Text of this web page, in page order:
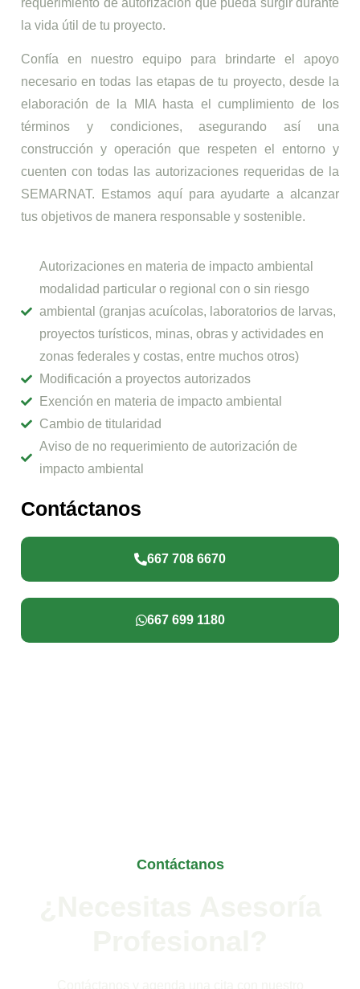
la vida útil de tu proyecto.
Confía en nuestro equipo para brindarte el apoyo
necesario en todas las etapas de tu proyecto, desde la
elaboración de la MIA hasta el cumplimiento de los
términos y condiciones, asegurando así una
construcción y operación que respeten el entorno y
cuenten con todas las autorizaciones requeridas de la
SEMARNAT. Estamos aquí para ayudarte a alcanzar
tus objetivos de manera responsable y sostenible.
Autorizaciones en materia de impacto ambiental
modalidad particular o regional con o sin riesgo
ambiental (granjas acuícolas, laboratorios de larvas,
proyectos turísticos, minas, obras y actividades en
zonas federales y costas, entre muchos otros)
Modificación a proyectos autorizados
Exención en materia de impacto ambiental
Cambio de titularidad
Aviso de no requerimiento de autorización de
impacto ambiental
Contáctanos
667 708 6670
667 699 1180
Contáctanos